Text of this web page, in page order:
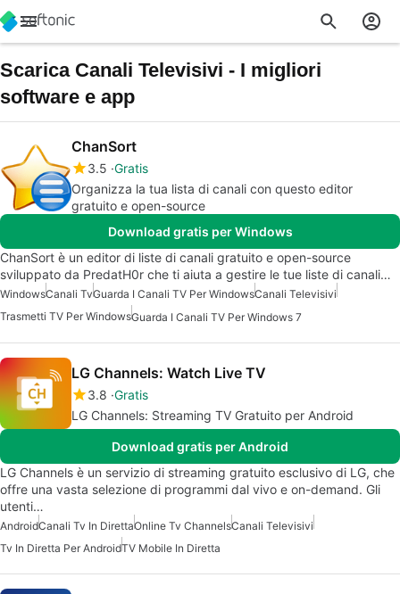
Scarica Canali Televisivi - I migliori
software e app
ChanSort
3.5 Gratis
Organizza la tua lista di canali con questo editor
gratuito e open-source
Download gratis per Windows
ChanSort è un editor di liste di canali gratuito e open-source
sviluppato da PredatH0r che ti aiuta a gestire le tue liste di canali…
WindowsCanali TvGuarda I Canali TV Per WindowsCanali Televisivi
Trasmetti TV Per WindowsGuarda I Canali TV Per Windows 7
LG Channels: Watch Live TV
3.8 Gratis
LG Channels: Streaming TV Gratuito per Android
Download gratis per Android
LG Channels è un servizio di streaming gratuito esclusivo di LG, che
offre una vasta selezione di programmi dal vivo e on-demand. Gli
utenti…
AndroidCanali Tv In DirettaOnline Tv ChannelsCanali Televisivi
Tv In Diretta Per AndroidTV Mobile In Diretta